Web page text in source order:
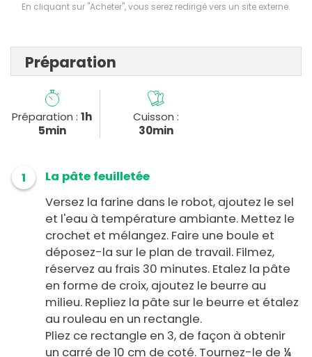
En cliquant sur "Acheter", vous serez redirigé vers un site externe.
Préparation
Préparation :1h
5min
Cuisson :
30min
1
La pâte feuilletée
Versez la farine dans le robot, ajoutez le sel
et l'eau à température ambiante. Mettez le
crochet et mélangez. Faire une boule et
déposez-la sur le plan de travail. Filmez,
réservez au frais 30 minutes. Etalez la pâte
en forme de croix, ajoutez le beurre au
milieu. Repliez la pâte sur le beurre et étalez
au rouleau en un rectangle.
Pliez ce rectangle en 3, de façon à obtenir
un carré de 10 cm de coté. Tournez-le de ¼